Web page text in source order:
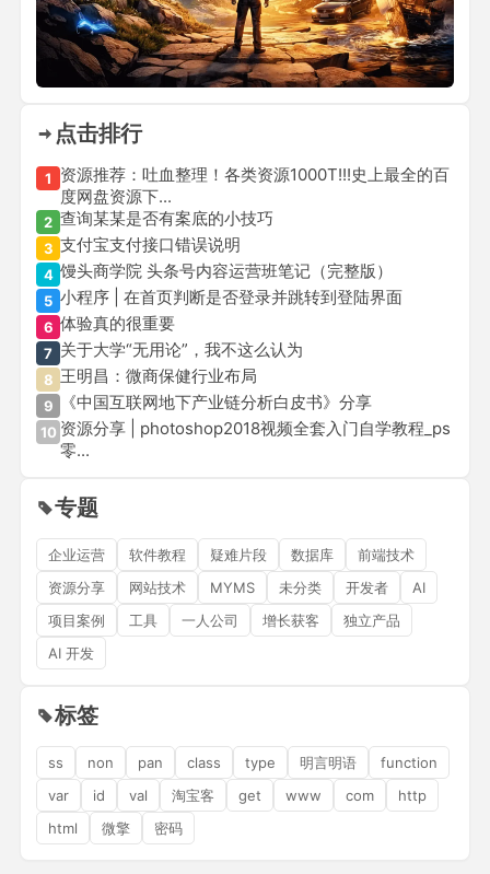
点击排行
1
资源推荐：吐血整理！各类资源1000T!!!史上最全的百
度网盘资源下...
2 查询某某是否有案底的小技巧
3 支付宝支付接口错误说明
4 馒头商学院 头条号内容运营班笔记（完整版）
5 小程序 | 在首页判断是否登录并跳转到登陆界面
6 体验真的很重要
7 关于大学“无用论”，我不这么认为
8 王明昌：微商保健行业布局
9 《中国互联网地下产业链分析白皮书》分享
10 资源分享 | photoshop2018视频全套入门自学教程_ps
零...
专题
企业运营 软件教程 疑难片段 数据库
前端技术
资源分享
网站技术 MYMS 未分类 开发者
AI
项目案例
工具 一人公司 增长获客
独立产品
AI 开发
标签
ss non pan class type 明言明语
function
var
id val 淘宝客 get www com
http
html
微擎 密码